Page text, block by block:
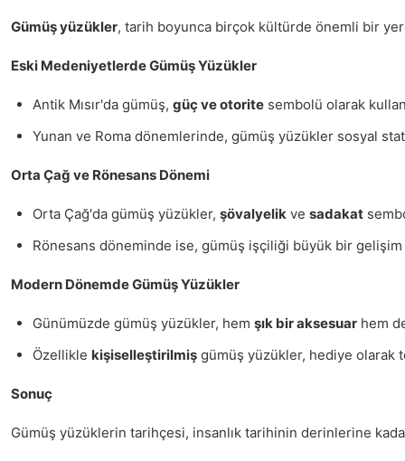
Gümüş yüzükler, tarih boyunca birçok kültürde önemli bir
Eski Medeniyetlerde Gümüş Yüzükler
Antik Mısır'da gümüş, güç ve otorite sembolü olarak
Yunan ve Roma dönemlerinde, gümüş yüzükler sosyal
Orta Çağ ve Rönesans Dönemi
Orta Çağ'da gümüş yüzükler, şövalyelik ve sadakat
Rönesans döneminde ise, gümüş işçiliği büyük bir
Modern Dönemde Gümüş Yüzükler
Günümüzde gümüş yüzükler, hem şık bir aksesuar hem
Özellikle kişiselleştirilmiş gümüş yüzükler, hediye olarak
Sonuç
Gümüş yüzüklerin tarihçesi, insanlık tarihinin derinlerine